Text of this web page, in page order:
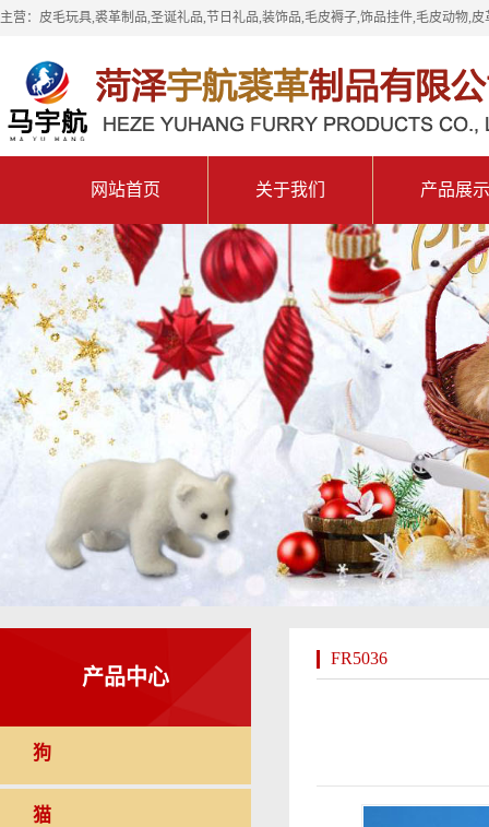
主营：皮毛玩具,裘革制品,圣诞礼品,节日礼品,装饰品,毛皮褥子,饰品挂件,毛皮动物,
网站首页 关于我们 产品展示
产品中心
狗
猫
FR5036